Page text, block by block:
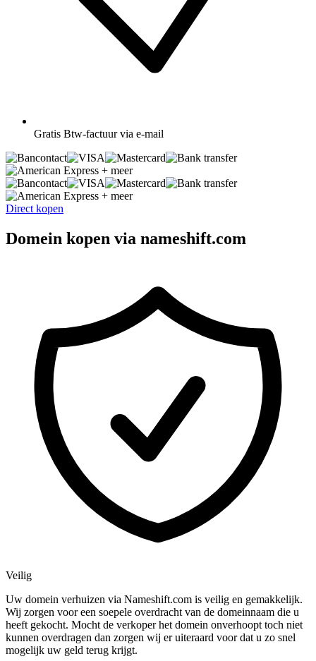
Gratis Btw-factuur via e-mail
+ meer
+ meer
Direct kopen
Domein kopen via nameshift.com
Veilig
Uw domein verhuizen via Nameshift.com is veilig en gemakkelijk.
Wij zorgen voor een soepele overdracht van de domeinnaam die u
heeft gekocht. Mocht de verkoper het domein onverhoopt toch niet
kunnen overdragen dan zorgen wij er uiteraard voor dat u zo snel
mogelijk uw geld terug krijgt.